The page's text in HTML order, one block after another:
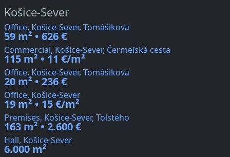
Košice-Sever
Office, Košice-Sever, Tomášikova
59 m² • 626 €
Commercial, Košice-Sever, Čermeľská cesta
115 m² • 11 €/m²
Office, Košice-Sever, Tomášikova
20 m² • 236 €
Office, Košice-Sever
19 m² • 15 €/m²
Premises, Košice-Sever, Tolstého
163 m² • 2.600 €
Hall, Košice-Sever
6.000 m²